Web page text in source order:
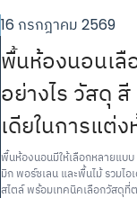
16 กรกฎาคม 2569
พื้นห้องนอนเลื
อย่างไร วัสดุ สี
เดียในการแต่
พื้นห้องนอนมีให้เลือกหลายแบบ
มิก พอร์ซเลน และพื้นไม้ รวมไอ
สไตล์ พร้อมเทคนิคเลือกวัสดุที่